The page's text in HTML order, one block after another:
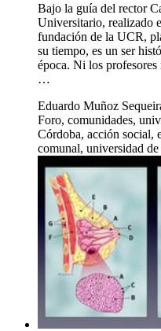
Bajo la guía del rector
Universitario, realizado
fundación de la UCR,
su tiempo, es un ser
época. Ni los
…
Eduardo Muñoz
Foro, comunidades,
Córdoba, acción social,
comunal, universidad de